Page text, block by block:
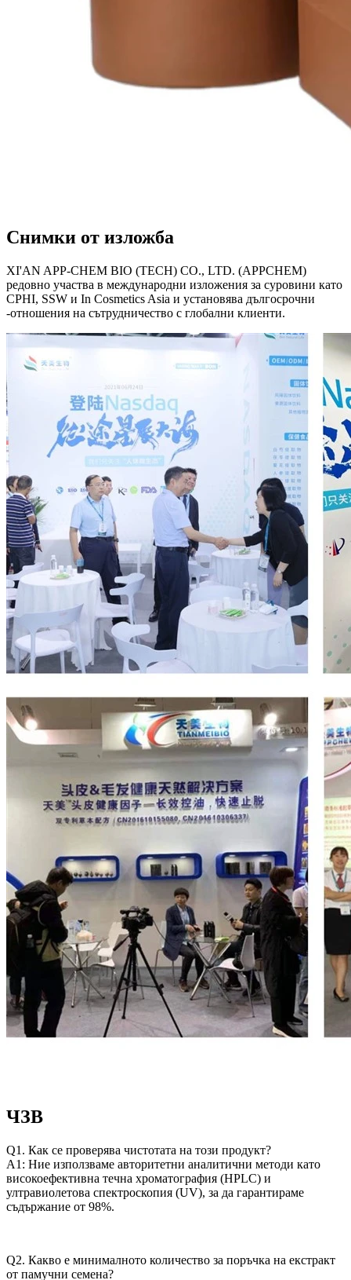
Снимки от изложба
XI'AN APP-CHEM BIO (TECH) CO., LTD. (APPCHEM)
редовно участва в международни изложения за суровини като
CPHI, SSW и In Cosmetics Asia и установява дългосрочни
-отношения на сътрудничество с глобални клиенти.
ЧЗВ
Q1. Как се проверява чистотата на този продукт?
A1: Ние използваме авторитетни аналитични методи като
високоефективна течна хроматография (HPLC) и
ултравиолетова спектроскопия (UV), за да гарантираме
съдържание от 98%.
Q2. Какво е минималното количество за поръчка на екстракт
от памучни семена?